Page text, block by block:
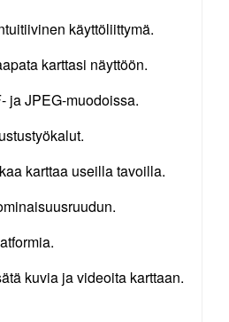
käyttöliittymä.
karttasi näyttöön.
ja JPEG-muodoissa.
karttaa useilla tavoilla.
kuvia ja videoita karttaan.